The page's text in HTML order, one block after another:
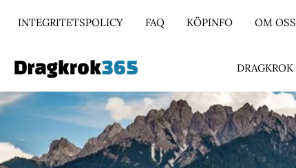
INTEGRITETSPOLICY FAQ KÖPINFO OM OSS
DRAGKROK